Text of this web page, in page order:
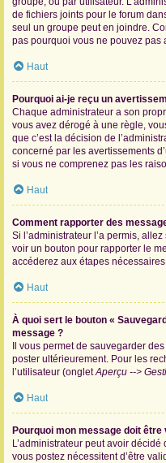
de fichiers joints pour le forum
seul un groupe peut en joindre.
pas pourquoi vous ne pouvez pas
Haut
Pourquoi ai-je reçu un
Chaque administrateur a son
vous avez dérogé à une règle,
que c’est la décision de
concerné par les avertissements
si vous ne comprenez pas les
Haut
Comment rapporter des
Si l’administrateur l’a permis,
voir un bouton pour rapporter le
accéderez aux étapes
Haut
À quoi sert le bouton «
message ?
Il vous permet de sauvegarder
poster ultérieurement. Pour les
l’utilisateur (ongletAperçu -->
Haut
Pourquoi mon message doit être
L’administrateur peut avoir
vous postez nécessitent d’être